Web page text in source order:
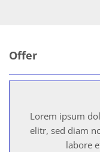
Offer
Lorem ipsum
elitr, sed diam
labore